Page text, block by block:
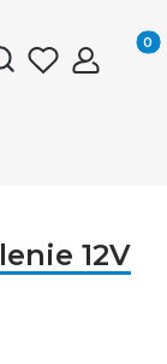
Otwórz
12V